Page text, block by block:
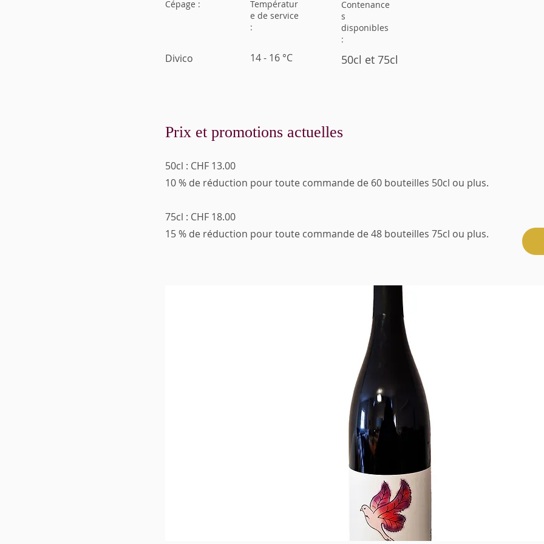
Cépage :
Divico
Températur
e de service
:
14 - 16 °C
Contenance
s
disponibles
:
50cl et 75cl
Prix et promotions actuelles
50cl : CHF 13.00
10 % de réduction pour toute commande de 60 bouteilles 50cl ou plus.
75cl : CHF 18.00
15 % de réduction pour toute commande de 48 bouteilles 75cl ou plus.